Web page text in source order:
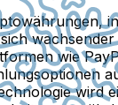
wachsender
wie
wird